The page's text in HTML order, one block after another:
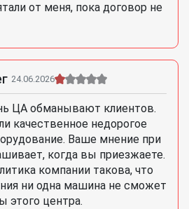
от меня, пока договор не
24.06.2026
ЦА обманывают клиентов.
качественное недорогое
Ваше мнение при
когда вы приезжаете.
компании такова, что
ни одна машина не сможет
этого центра.